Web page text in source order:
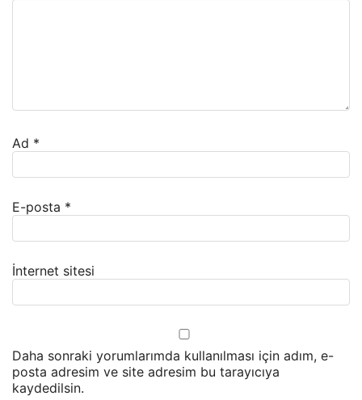
Ad *
E-posta *
İnternet sitesi
Daha sonraki yorumlarımda kullanılması için adım, e-
posta adresim ve site adresim bu tarayıcıya
kaydedilsin.